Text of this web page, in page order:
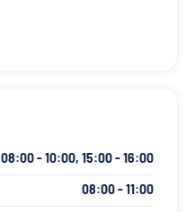
08:00 - 10:00, 15:00 - 16:00
08:00 - 11:00